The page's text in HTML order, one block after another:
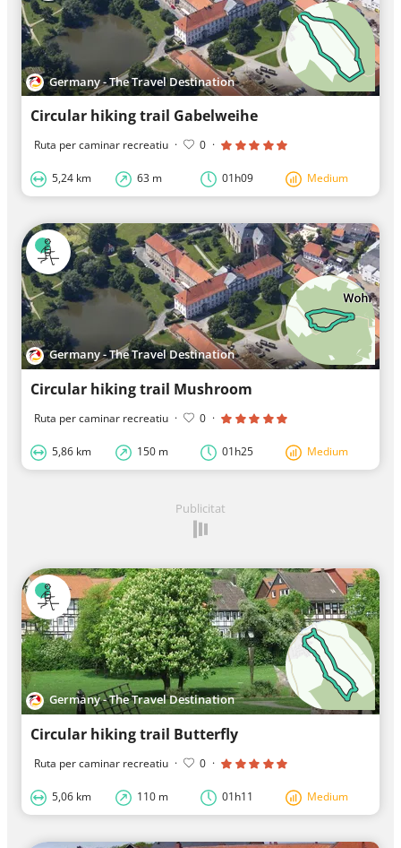
Germany - The Travel Destination
Circular hiking trail Gabelweihe
Ruta per caminar recreatiu · 0 ·
5,24 km 63 m 01h09 Medium
Germany - The Travel Destination
Circular hiking trail Mushroom
Ruta per caminar recreatiu · 0 ·
5,86 km 150 m 01h25 Medium
Publicitat
Germany - The Travel Destination
Circular hiking trail Butterfly
Ruta per caminar recreatiu · 0 ·
5,06 km 110 m 01h11 Medium